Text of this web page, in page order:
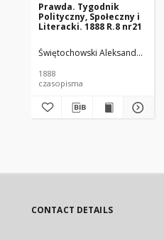
Prawda. Tygodnik
Polityczny, Społeczny i
Literacki. 1888 R.8 nr21
Świętochowski Aleksander. Wyd.
1888
czasopisma
CONTACT DETAILS